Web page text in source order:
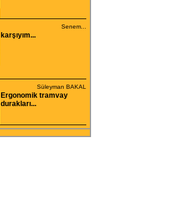
Senem...
karşıyım...
Süleyman BAKAL
Ergonomik tramvay
durakları...